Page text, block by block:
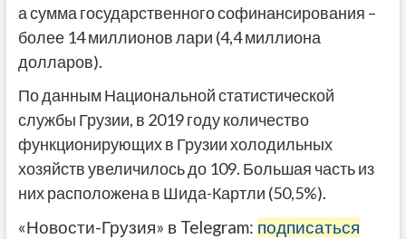
а сумма государственного софинансирования –
более 14 миллионов лари (4,4 миллиона
долларов).
По данным Национальной статистической
службы Грузии, в 2019 году количество
функционирующих в Грузии холодильных
хозяйств увеличилось до 109. Большая часть из
них расположена в Шида-Картли (50,5%).
«Новости-Грузия» в Telegram: подписаться